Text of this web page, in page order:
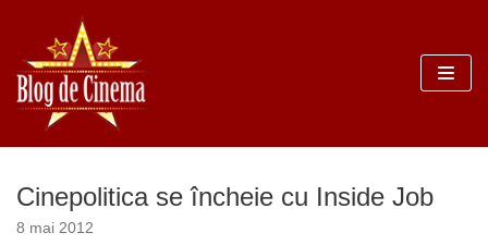
Sari
la
conținut
Cinepolitica se încheie cu Inside Job
8 mai 2012